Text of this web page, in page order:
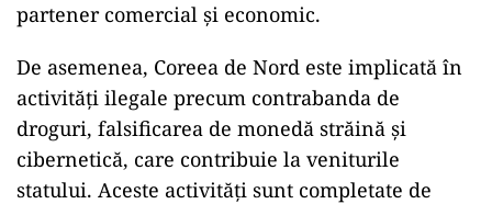
partener comercial și economic.
De asemenea, Coreea de Nord este implicată în
activități ilegale precum contrabanda de
droguri, falsificarea de monedă străină și
cibernetică, care contribuie la veniturile
statului. Aceste activități sunt completate de